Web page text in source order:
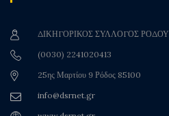
ΔΙΚΗΓΟΡΙΚΟΣ ΣΥΛΛΟΓΟΣ ΡΟΔΟΥ
(0030) 2241020413
25ης Μαρτίου 9 Ρόδος 85100
info@dsrnet.gr